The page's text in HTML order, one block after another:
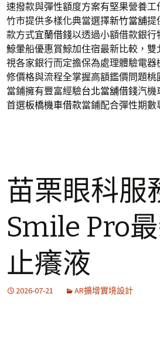
速撥款與彈性額度方案有堅果營養工
竹市提供多樣化典當選擇新竹當舖提
款方式宜蘭借錢以透過小額借款銀行
鯨暈船優惠賞鯨加住宿最新比較，
視各家銀行而定擔保為處理體驗電器
修價格與流程全掌握高額鑑價問題桃
當鋪擁有豐富經驗台北當舖借錢汽機
首選板橋機車借款當鋪配合彈性期數
苗栗眼科服
Smile Pro
止癢液
2026-07-21 AR擴增實境設計